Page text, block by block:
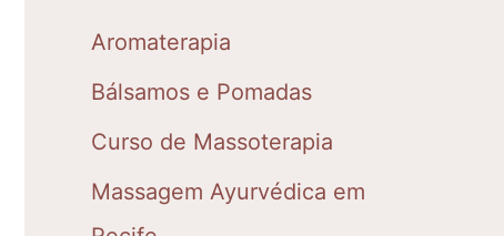
Aromaterapia
Bálsamos e Pomadas
Curso de Massoterapia
Massagem Ayurvédica em